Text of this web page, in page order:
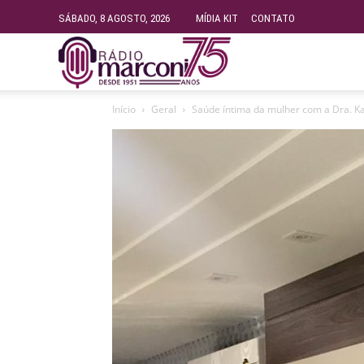
SÁBADO, 8 AGOSTO, 2026 MÍDIA KIT CONTATO
Fundação
Marconi
–
99.9
Início Geral Saúde íntima da mulher com a Dra.